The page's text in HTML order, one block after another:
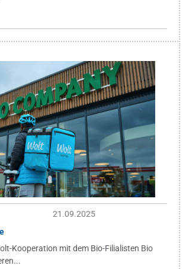
21.09.2025
Kooperation mit dem Bio-Filialisten Bio